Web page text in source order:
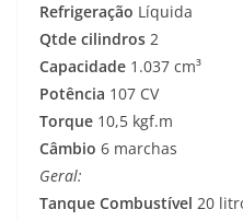
Refrigeração Líquida
Qtde cilindros 2
Capacidade 1.037 cm³
Potência 107 CV
Torque 10,5 kgf.m
Câmbio 6 marchas
Geral:
Tanque Combustível 20